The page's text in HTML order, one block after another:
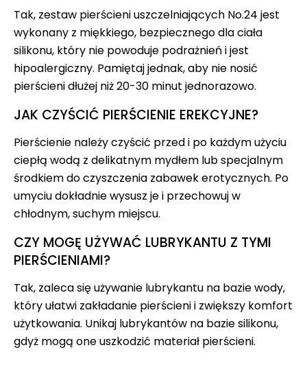
Tak, zestaw pierścieni uszczelniających No.24 jest
wykonany z miękkiego, bezpiecznego dla ciała
silikonu, który nie powoduje podrażnień i jest
hipoalergiczny. Pamiętaj jednak, aby nie nosić
pierścieni dłużej niż 20-30 minut jednorazowo.
JAK CZYŚCIĆ PIERŚCIENIE EREKCYJNE?
Pierścienie należy czyścić przed i po każdym użyciu
ciepłą wodą z delikatnym mydłem lub specjalnym
środkiem do czyszczenia zabawek erotycznych. Po
umyciu dokładnie wysusz je i przechowuj w
chłodnym, suchym miejscu.
CZY MOGĘ UŻYWAĆ LUBRYKANTU Z TYMI
PIERŚCIENIAMI?
Tak, zaleca się używanie lubrykantu na bazie wody,
który ułatwi zakładanie pierścieni i zwiększy komfort
użytkowania. Unikaj lubrykantów na bazie silikonu,
gdyż mogą one uszkodzić materiał pierścieni.